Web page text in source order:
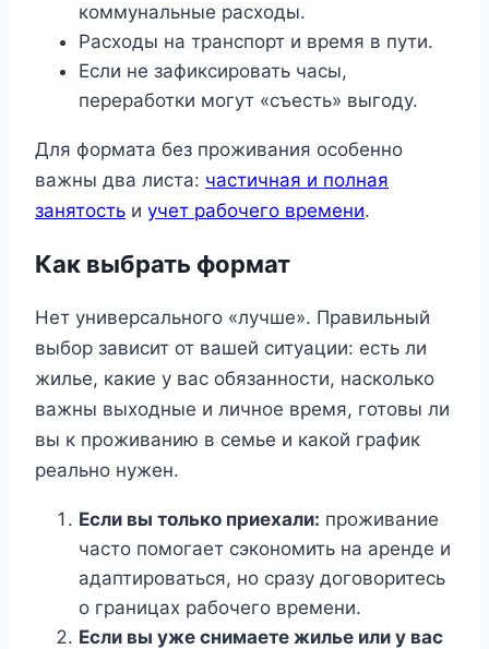
коммунальные расходы.
Расходы на транспорт и время в пути.
Если не зафиксировать часы,
переработки могут «съесть» выгоду.
Для формата без проживания особенно
важны два листа: частичная и полная
занятость и учет рабочего времени.
Как выбрать формат
Нет универсального «лучше». Правильный
выбор зависит от вашей ситуации: есть ли
жилье, какие у вас обязанности, насколько
важны выходные и личное время, готовы ли
вы к проживанию в семье и какой график
реально нужен.
Если вы только приехали: проживание
часто помогает сэкономить на аренде и
адаптироваться, но сразу договоритесь
о границах рабочего времени.
Если вы уже снимаете жилье или у вас